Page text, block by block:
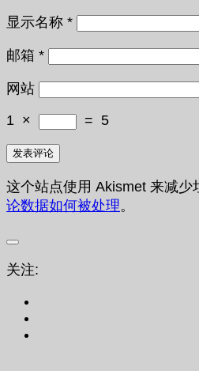
显示名称 *
邮箱 *
网站
1 × = 5
这个站点使用 Akismet 来减少
论数据如何被处理。
关注: